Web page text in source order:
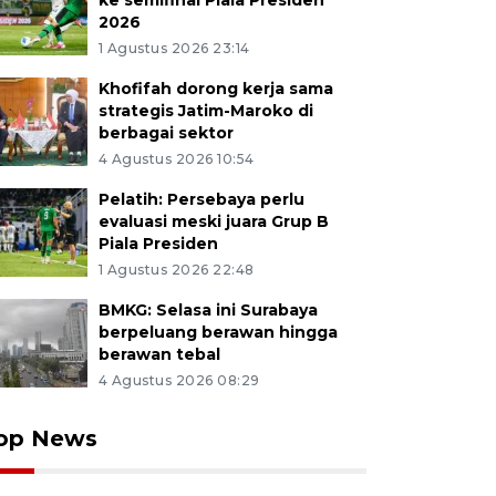
2026
1 Agustus 2026 23:14
Khofifah dorong kerja sama
strategis Jatim-Maroko di
berbagai sektor
4 Agustus 2026 10:54
Pelatih: Persebaya perlu
evaluasi meski juara Grup B
Piala Presiden
1 Agustus 2026 22:48
BMKG: Selasa ini Surabaya
berpeluang berawan hingga
berawan tebal
4 Agustus 2026 08:29
News